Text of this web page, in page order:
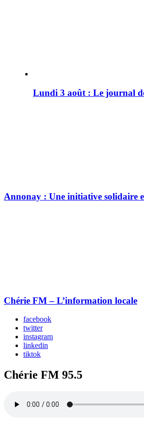
Lundi 3 août : Le journal
Annonay : Une initiative solidaire
Chérie FM – L’information locale
facebook
twitter
instagram
linkedin
tiktok
Chérie FM 95.5